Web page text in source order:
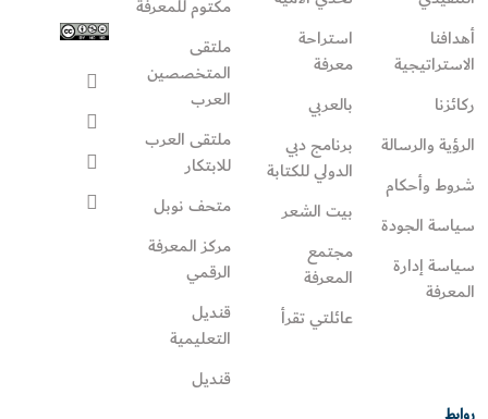
أهدافنا
الاستراتيجية
ركائزنا
الرؤية والرسالة
شروط وأحكام
سياسة الجودة
سياسة إدارة
المعرفة
استراحة
معرفة
بالعربي
برنامج دبي
الدولي للكتابة
بيت الشعر
مجتمع
المعرفة
عائلتي تقرأ‎
مكتوم للمعرفة
ملتقى
المتخصصين
العرب
ملتقى العرب
للابتكار
متحف نوبل
مركز المعرفة
الرقمي
قنديل
التعليمية
قنديل